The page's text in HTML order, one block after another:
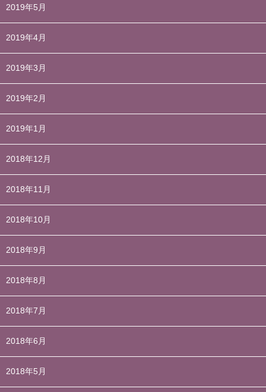
2019年5月
2019年4月
2019年3月
2019年2月
2019年1月
2018年12月
2018年11月
2018年10月
2018年9月
2018年8月
2018年7月
2018年6月
2018年5月